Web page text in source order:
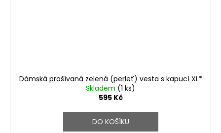
Dámská prošívaná zelená (perleť) vesta s kapucí XL*
Skladem (1 ks)
595 Kč
DO KOŠÍKU